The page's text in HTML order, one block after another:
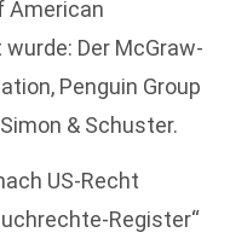
American
Der McGraw-
Penguin Group
& Schuster.
US-Recht
Register“